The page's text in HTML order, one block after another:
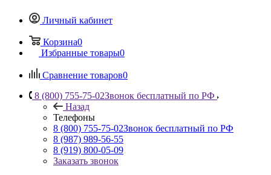
Личный кабинет
Корзина0
Избранные товары0
Сравнение товаров0
8 (800) 755-75-02Звонок бесплатный по РФ
Назад
Телефоны
8 (800) 755-75-02Звонок бесплатный по РФ
8 (987) 989-56-55
8 (919) 800-05-09
Заказать звонок